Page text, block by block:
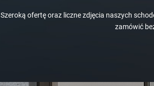
Szeroką ofertę oraz liczne zdjęcia naszych
zamówić